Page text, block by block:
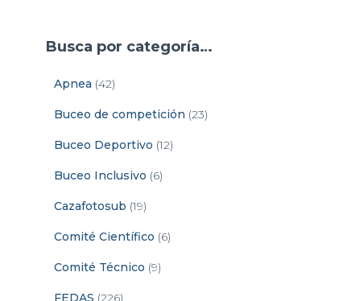
Busca por categoría…
Apnea (42)
Buceo de competición (23)
Buceo Deportivo (12)
Buceo Inclusivo (6)
Cazafotosub (19)
Comité Científico (6)
Comité Técnico (9)
FEDAS (226)